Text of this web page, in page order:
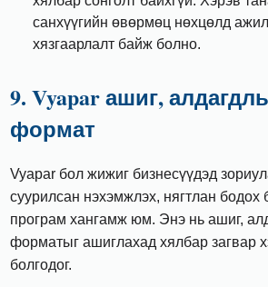
санхүүгийн өвөрмөц нөхцөлд
хязгаарлалт байж болно.
9. Vyapar ашиг,
формат
Vyapar бол жижиг бизнесүүдэд
суурилсан нэхэмжлэх, нягтлан бодох
програм хангамж юм. Энэ нь ашиг,
форматыг ашиглахад хялбар загвар
болгодог.